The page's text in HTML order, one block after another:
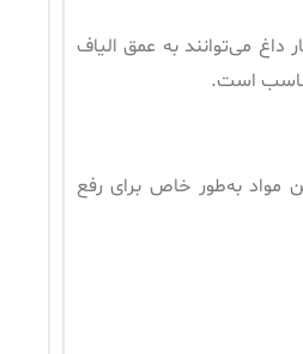
داغ می‌توانند به عمق الیاف
است.
مواد به‌طور خاص برای رفع